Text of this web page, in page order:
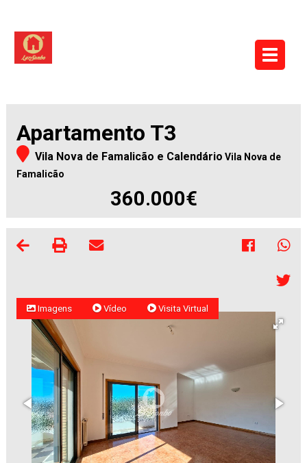
Apartamento T3
Vila Nova de Famalicão e Calendário Vila Nova de
Famalicão
360.000€
Imagens Vídeo Visita Virtual